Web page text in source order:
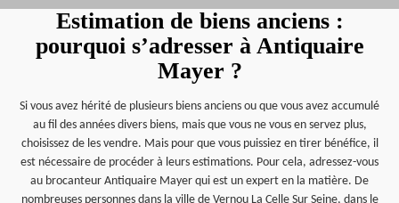
Estimation de biens anciens :
pourquoi s’adresser à Antiquaire
Mayer ?
Si vous avez hérité de plusieurs biens anciens ou que vous avez accumulé
au fil des années divers biens, mais que vous ne vous en servez plus,
choisissez de les vendre. Mais pour que vous puissiez en tirer bénéfice, il
est nécessaire de procéder à leurs estimations. Pour cela, adressez-vous
au brocanteur Antiquaire Mayer qui est un expert en la matière. De
nombreuses personnes dans la ville de Vernou La Celle Sur Seine, dans le